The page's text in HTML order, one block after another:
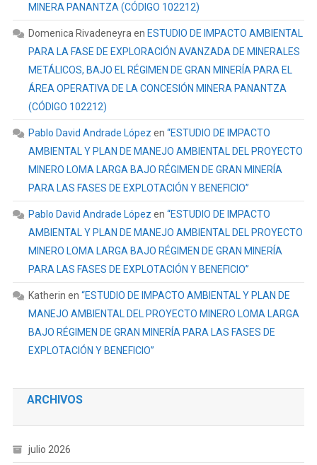
MINERA PANANTZA (CÓDIGO 102212)
Domenica Rivadeneyra en ESTUDIO DE IMPACTO AMBIENTAL
PARA LA FASE DE EXPLORACIÓN AVANZADA DE MINERALES
METÁLICOS, BAJO EL RÉGIMEN DE GRAN MINERÍA PARA EL
ÁREA OPERATIVA DE LA CONCESIÓN MINERA PANANTZA
(CÓDIGO 102212)
Pablo David Andrade López en “ESTUDIO DE IMPACTO
AMBIENTAL Y PLAN DE MANEJO AMBIENTAL DEL PROYECTO
MINERO LOMA LARGA BAJO RÉGIMEN DE GRAN MINERÍA
PARA LAS FASES DE EXPLOTACIÓN Y BENEFICIO”
Pablo David Andrade López en “ESTUDIO DE IMPACTO
AMBIENTAL Y PLAN DE MANEJO AMBIENTAL DEL PROYECTO
MINERO LOMA LARGA BAJO RÉGIMEN DE GRAN MINERÍA
PARA LAS FASES DE EXPLOTACIÓN Y BENEFICIO”
Katherin en “ESTUDIO DE IMPACTO AMBIENTAL Y PLAN DE
MANEJO AMBIENTAL DEL PROYECTO MINERO LOMA LARGA
BAJO RÉGIMEN DE GRAN MINERÍA PARA LAS FASES DE
EXPLOTACIÓN Y BENEFICIO”
ARCHIVOS
julio 2026